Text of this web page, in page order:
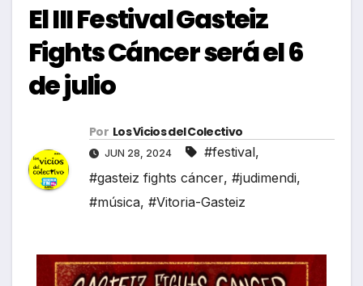
El III Festival Gasteiz
Fights Cáncer será el 6
de julio
Por Los Vicios del Colectivo
JUN 28, 2024 #festival,
#gasteiz fights cáncer, #judimendi,
#música, #Vitoria-Gasteiz